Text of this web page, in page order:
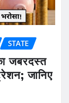
STATE
जबरदस्त
जानिए